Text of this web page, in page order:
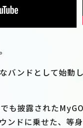
バンドとして始
も披露された
ンドに乗せた、